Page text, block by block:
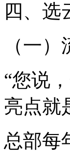
四、选
（一
“您说
亮点就
总部每